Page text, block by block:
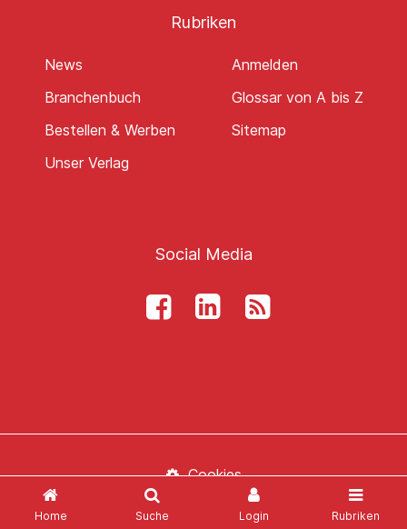
Home Suche Login Rubriken
Rubriken
News
Branchenbuch
Bestellen & Werben
Unser Verlag
Anmelden
Glossar von A bis Z
Sitemap
Social Media
Cookies